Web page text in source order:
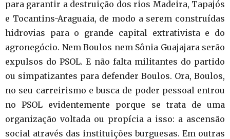
para garantir a destruição dos rios Madeira, Tapajós
e Tocantins-Araguaia, de modo a serem construídas
hidrovias para o grande capital extrativista e do
agronegócio. Nem Boulos nem Sônia Guajajara serão
expulsos do PSOL. E não falta militantes do partido
ou simpatizantes para defender Boulos. Ora, Boulos,
no seu carreirismo e busca de poder pessoal entrou
no PSOL evidentemente porque se trata de uma
organização voltada ou propícia a isso: a ascensão
social através das instituições burguesas. Em outras